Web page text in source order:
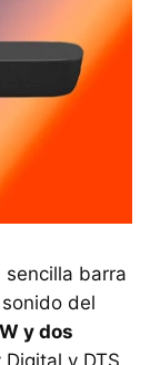
sencilla barra
del
y dos
y DTS